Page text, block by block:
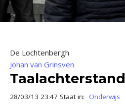
De Lochtenbergh
Johan van Grinsven
Taalachterstand
28/03/13 23:47 Staat in: Onderwijs